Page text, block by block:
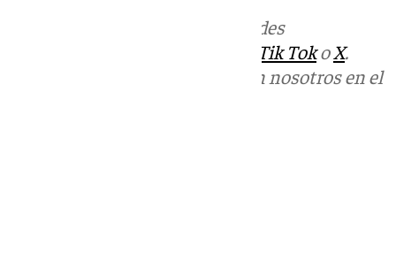
en las redes
Tik TokoX.
Puedes ponerte en contacto con nosotros en el